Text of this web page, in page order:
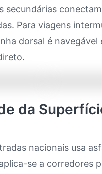
secundárias
Para viagens
dorsal é
da
nacionais usa
se a corredores